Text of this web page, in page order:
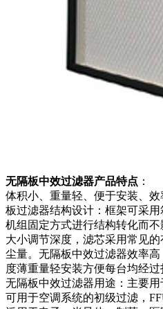
无隔板中效过滤器产品特点 ：
体积小、重量轻、便于安装、
板过滤器结构设计：框架可采
机组固定方式进行结构转化而
大小调节深度，滤芯采用常见
尘量。无隔板中效过滤器效率
度薄重量轻安装方便每台均经过
无隔板中效过滤器用途：主要用
可用于空调系统的初级过滤，